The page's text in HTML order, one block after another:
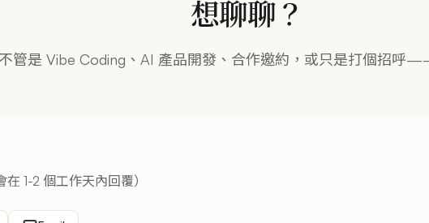
想聊聊？
不管是 Vibe Coding、AI 產品開發、合作邀約，或只是打個招呼
1-2 個工作天內回覆）